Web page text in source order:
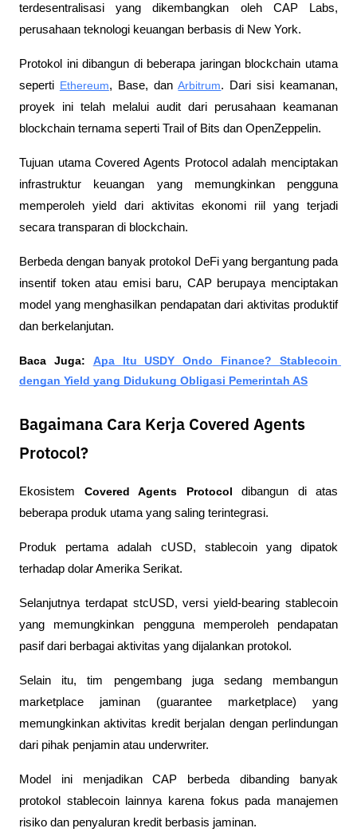
terdesentralisasi yang dikembangkan oleh CAP Labs,
perusahaan teknologi keuangan berbasis di New York.
Protokol ini dibangun di beberapa jaringan blockchain utama
seperti Ethereum, Base, dan Arbitrum. Dari sisi keamanan,
proyek ini telah melalui audit dari perusahaan keamanan
blockchain ternama seperti Trail of Bits dan OpenZeppelin.
Tujuan utama Covered Agents Protocol adalah menciptakan
infrastruktur keuangan yang memungkinkan pengguna
memperoleh yield dari aktivitas ekonomi riil yang terjadi
secara transparan di blockchain.
Berbeda dengan banyak protokol DeFi yang bergantung pada
insentif token atau emisi baru, CAP berupaya menciptakan
model yang menghasilkan pendapatan dari aktivitas produktif
dan berkelanjutan.
Baca Juga: Apa Itu USDY Ondo Finance? Stablecoin
dengan Yield yang Didukung Obligasi Pemerintah AS
Bagaimana Cara Kerja Covered Agents
Protocol?
Ekosistem Covered Agents Protocol dibangun di atas
beberapa produk utama yang saling terintegrasi.
Produk pertama adalah cUSD, stablecoin yang dipatok
terhadap dolar Amerika Serikat.
Selanjutnya terdapat stcUSD, versi yield-bearing stablecoin
yang memungkinkan pengguna memperoleh pendapatan
pasif dari berbagai aktivitas yang dijalankan protokol.
Selain itu, tim pengembang juga sedang membangun
marketplace jaminan (guarantee marketplace) yang
memungkinkan aktivitas kredit berjalan dengan perlindungan
dari pihak penjamin atau underwriter.
Model ini menjadikan CAP berbeda dibanding banyak
protokol stablecoin lainnya karena fokus pada manajemen
risiko dan penyaluran kredit berbasis jaminan.